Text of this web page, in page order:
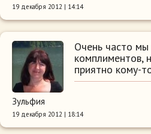
19 декабря 2012 | 14:14
Очень часто
комплиментов,
приятно кому-
Зульфия
19 декабря 2012 | 18:14